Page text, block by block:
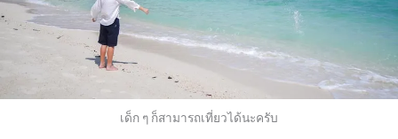
เด็ก ๆ ก็สามารถเที่ยวได้นะครับ